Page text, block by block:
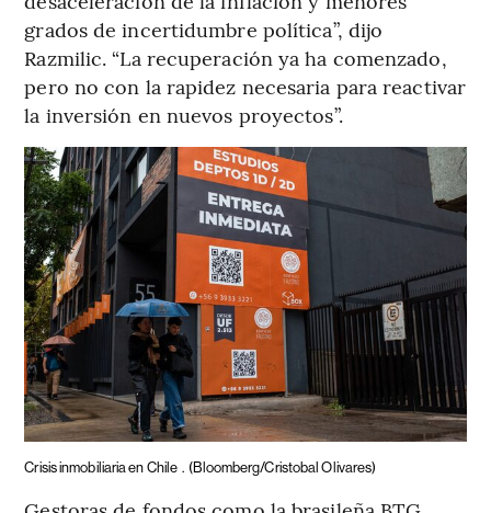
grados de incertidumbre política”, dijo
Razmilic. “La recuperación ya ha comenzado,
pero no con la rapidez necesaria para reactivar
la inversión en nuevos proyectos”.
Crisis inmobiliaria en Chile . (Bloomberg/Cristobal Olivares)